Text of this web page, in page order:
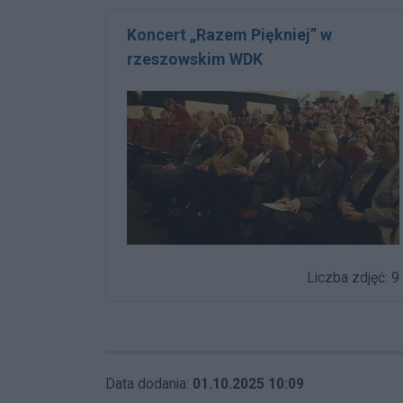
Koncert „Razem Piękniej” w
rzeszowskim WDK
Liczba zdjęć: 9
Data dodania: 01.10.2025 10:09